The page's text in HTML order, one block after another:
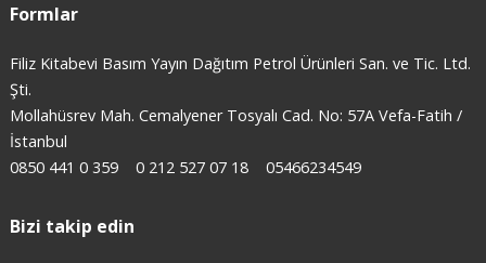
Formlar
Filiz Kitabevi Basım Yayın Dağıtım Petrol Ürünleri San. ve Tic. Ltd.
Şti.
Mollahüsrev Mah. Cemalyener Tosyalı Cad. No: 57A Vefa-Fatih /
İstanbul
0850 441 0 359
0 212 527 07 18 05466234549
Bizi takip edin